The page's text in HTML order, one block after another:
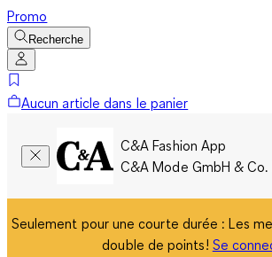
Promo
Recherche
Aucun article dans le panier
C&A Fashion App
C&A Mode GmbH & Co.
Seulement pour une courte durée : Les
double de points! Se